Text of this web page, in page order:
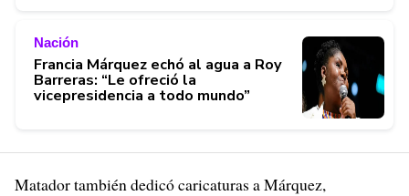
Nación
Francia Márquez echó al agua a Roy
Barreras: “Le ofreció la
vicepresidencia a todo mundo”
Matador también dedicó caricaturas a Márquez,